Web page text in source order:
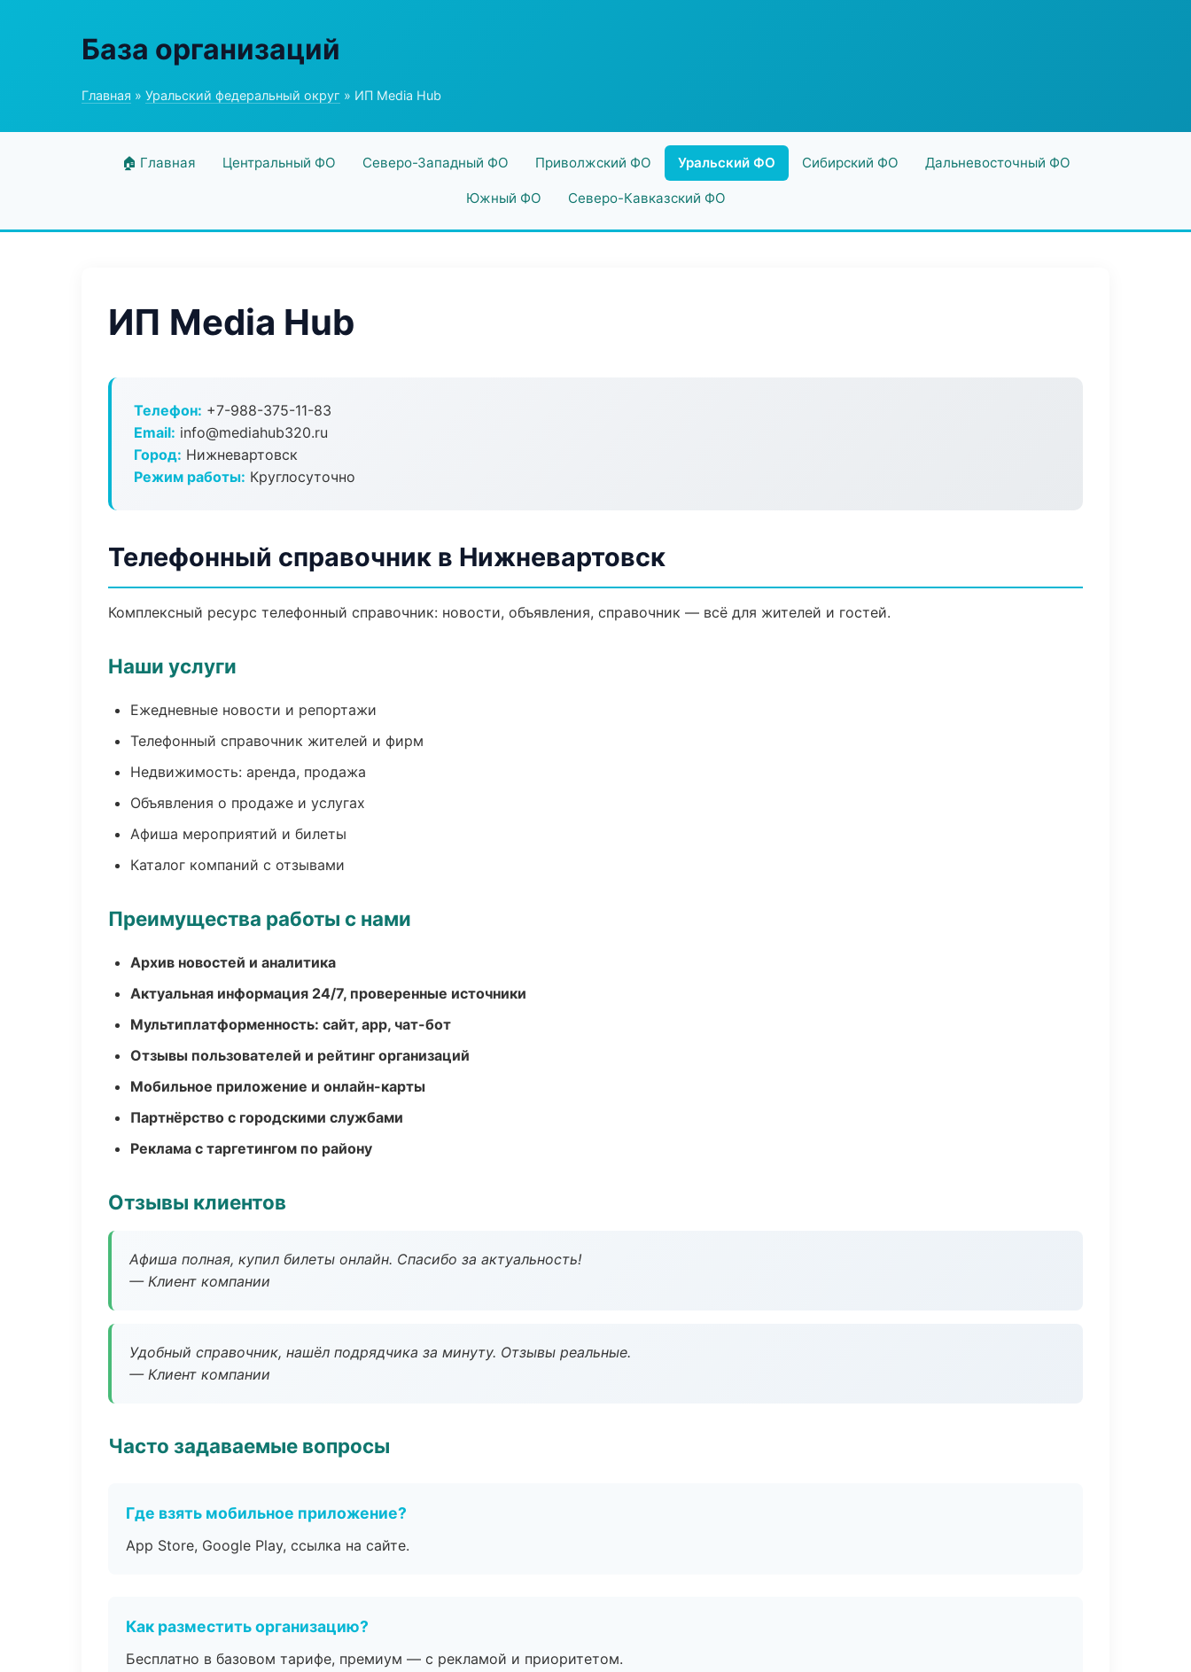
База организаций
Главная » Уральский федеральный округ » ИП Media Hub
🏠 Главная Центральный ФО Северо-Западный ФО Приволжский ФО Уральский ФО Сибирский ФО Дальневосточный ФО
Южный ФО Северо-Кавказский ФО
ИП Media Hub
Телефон: +7-988-375-11-83
Email: info@mediahub320.ru
Город: Нижневартовск
Режим работы: Круглосуточно
Телефонный справочник в Нижневартовск
Комплексный ресурс телефонный справочник: новости, объявления, справочник — всё для жителей и гостей.
Наши услуги
Ежедневные новости и репортажи
Телефонный справочник жителей и фирм
Недвижимость: аренда, продажа
Объявления о продаже и услугах
Афиша мероприятий и билеты
Каталог компаний с отзывами
Преимущества работы с нами
Архив новостей и аналитика
Актуальная информация 24/7, проверенные источники
Мультиплатформенность: сайт, app, чат-бот
Отзывы пользователей и рейтинг организаций
Мобильное приложение и онлайн-карты
Партнёрство с городскими службами
Реклама с таргетингом по району
Отзывы клиентов
Афиша полная, купил билеты онлайн. Спасибо за актуальность!
— Клиент компании
Удобный справочник, нашёл подрядчика за минуту. Отзывы реальные.
— Клиент компании
Часто задаваемые вопросы
Где взять мобильное приложение?
App Store, Google Play, ссылка на сайте.
Как разместить организацию?
Бесплатно в базовом тарифе, премиум — с рекламой и приоритетом.